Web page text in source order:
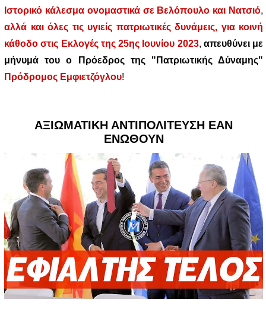
Ιστορικό κάλεσμα ονομαστικά σε Βελόπουλο και Νατσιό,
αλλά και όλες τις υγιείς πατριωτικές δυνάμεις, για κοινή
κάθοδο στις Εκλογές της 25ης Ιουνίου 2023, απευθύνει με
μήνυμά του ο Πρόεδρος της "Πατριωτικής Δύναμης"
Πρόδρομος Εμφιετζόγλου!
ΑΞΙΩΜΑΤΙΚΗ ΑΝΤΙΠΟΛΙΤΕΥΣΗ ΕΑΝ
ΕΝΩΘΟΥΝ